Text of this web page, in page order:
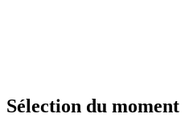
Sélection du moment